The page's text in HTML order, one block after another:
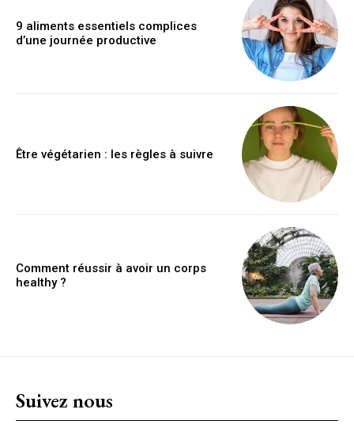
9 aliments essentiels complices
d’une journée productive
Être végétarien : les règles à suivre
Comment réussir à avoir un corps
healthy ?
Suivez nous